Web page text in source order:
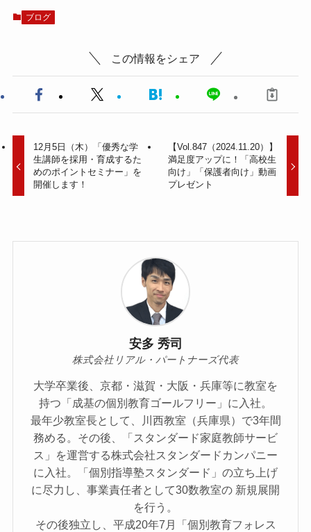
ブログ
この情報をシェア
12月5日（木）「優秀な学
生講師を採用・育成するた
めのポイントセミナー」を
開催します！
【Vol.847（2024.11.20）】
満足度アップに！「高校生
向け」「保護者向け」動画
プレゼント
安多 秀司
株式会社リアル・パートナーズ代表
大学卒業後、京都・滋賀・大阪・兵庫等に教室を
持つ「成基の個別教育ゴールフリー」に入社。
最年少教室長として、川西教室（兵庫県）で3年間
務める。その後、「スタンダード家庭教師サービ
ス」を運営する株式会社スタンダードカンパニー
に入社。「個別指導塾スタンダード」の立ち上げ
に尽力し、事業責任者として30数教室の 新規展開
を行う。
その後独立し、平成20年7月「個別教育フォレス